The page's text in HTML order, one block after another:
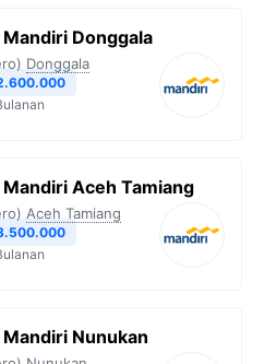
Donggala
Donggala
Aceh Tamiang
Aceh Tamiang
Nunukan